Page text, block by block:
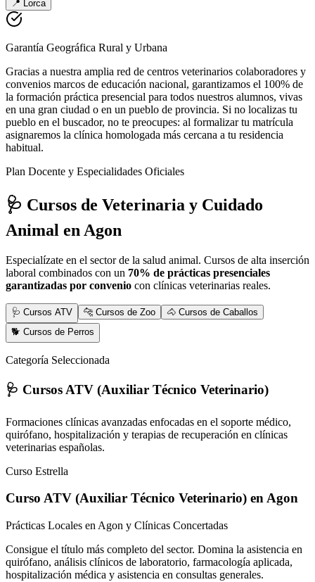
📍 Lorca
Garantía Geográfica Rural y Urbana
Gracias a nuestra amplia red de centros veterinarios colaboradores y
convenios marcos de educación nacional, garantizamos el 100% de
la formación práctica presencial para todos nuestros alumnos, vivas
en una gran ciudad o en un pueblo de provincia. Si no localizas tu
pueblo en el buscador, no te preocupes: al formalizar tu matrícula
asignaremos la clínica homologada más cercana a tu residencia
habitual.
Plan Docente y Especialidades Oficiales
🩺 Cursos de Veterinaria y Cuidado
Animal en Agon
Especialízate en el sector de la salud animal. Cursos de alta inserción
laboral combinados con un 70% de prácticas presenciales
garantizadas por convenio con clínicas veterinarias reales.
🩺 Cursos ATV 🐆 Cursos de Zoo
🐴 Cursos de Caballos
🐕 Cursos de Perros
Categoría Seleccionada
🩺 Cursos ATV (Auxiliar Técnico Veterinario)
Formaciones clínicas avanzadas enfocadas en el soporte médico,
quirófano, hospitalización y terapias de recuperación en clínicas
veterinarias españolas.
Curso Estrella
Curso ATV (Auxiliar Técnico Veterinario) en Agon
Prácticas Locales en Agon y Clínicas Concertadas
Consigue el título más completo del sector. Domina la asistencia en
quirófano, análisis clínicos de laboratorio, farmacología aplicada,
hospitalización médica y asistencia en consultas generales.